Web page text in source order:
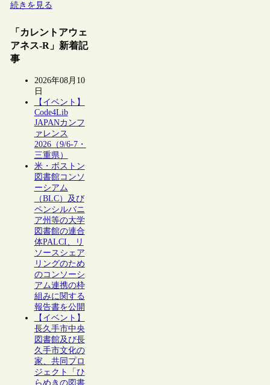
続きを見る
「カレントアウェ
アネス-R」新着記
事
2026年08月10
日
【イベント】
Code4Lib
JAPANカンフ
ァレンス
2026（9/6-7・
三重県）
米・ボストン
図書館コンソ
ーシアム
（BLC）及び
ペンシルバニ
ア州等の大学
図書館の連合
体PALCI、リ
ソースシェア
リングのため
のコンソーシ
アム連携の枠
組みに関する
報告書を公開
【イベント】
長久手市中央
図書館及び長
久手市文化の
家、共同プロ
ジェクト「ひ
らめきの図書